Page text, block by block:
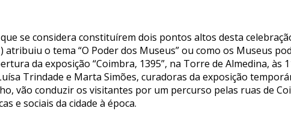
se considera constituírem dois pontos altos desta
atribuiu o tema “O Poder dos Museus” ou como os Museus
da exposição “Coimbra, 1395”, na Torre de Almedina, às
Trindade e Marta Simões, curadoras da exposição
vão conduzir os visitantes por um percurso pelas ruas de
e sociais da cidade à época.